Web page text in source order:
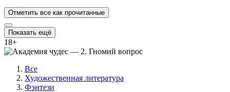
Отметить все как прочитанные
Показать ещё
18+
Все
Художественная литература
Фэнтези